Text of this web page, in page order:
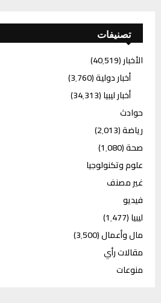
تصنيفات
الأخبار(40٬519)
أخبار دولية(3٬760)
أخبار ليبيا(34٬313)
حوادث
رياضة(2٬013)
صحة(1٬080)
علوم وتكنولوجيا
غير مصنف
فيديو
ليبيا(1٬477)
مال وأعمال(3٬500)
مقالات رأي
منوعات